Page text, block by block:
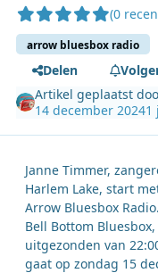
(0
arrow bluesbox radio
Delen
Artikel geplaatst
14 december 20241
Janne Timmer,
Harlem Lake, start
Arrow Bluesbox
Bell Bottom
uitgezonden van
gaat op zondag 15